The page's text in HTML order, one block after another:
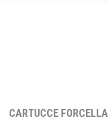
CARTUCCE FORCELLA